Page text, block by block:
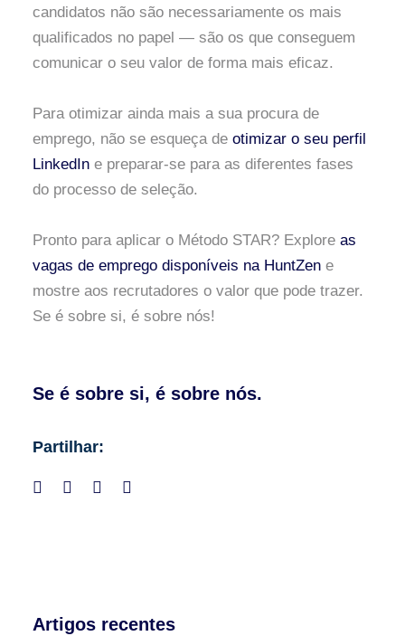
Artigos recentes
candidatos não são necessariamente os mais
qualificados no papel — são os que conseguem
comunicar o seu valor de forma mais eficaz.
Para otimizar ainda mais a sua procura de
emprego, não se esqueça de otimizar o seu perfil
LinkedIn e preparar-se para as diferentes fases
do processo de seleção.
Pronto para aplicar o Método STAR? Explore as
vagas de emprego disponíveis na HuntZen e
mostre aos recrutadores o valor que pode trazer.
Se é sobre si, é sobre nós!
Se é sobre si, é sobre nós.
Partilhar: